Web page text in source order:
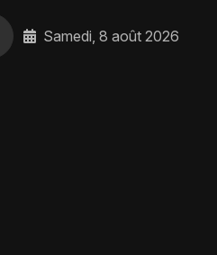
Samedi, 8 août 2026